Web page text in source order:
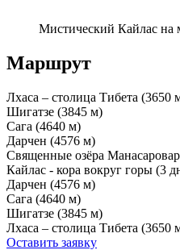
Мистический Кайлас на
Маршрут
Лхаса – столица Тибета (3650
Шигатзе (3845 м)
Сага (4640 м)
Дарчен (4576 м)
Священные озёра
Кайлас - кора вокруг горы (3
Дарчен (4576 м)
Сага (4640 м)
Шигатзе (3845 м)
Лхаса – столица Тибета (3650
Оставить заявку